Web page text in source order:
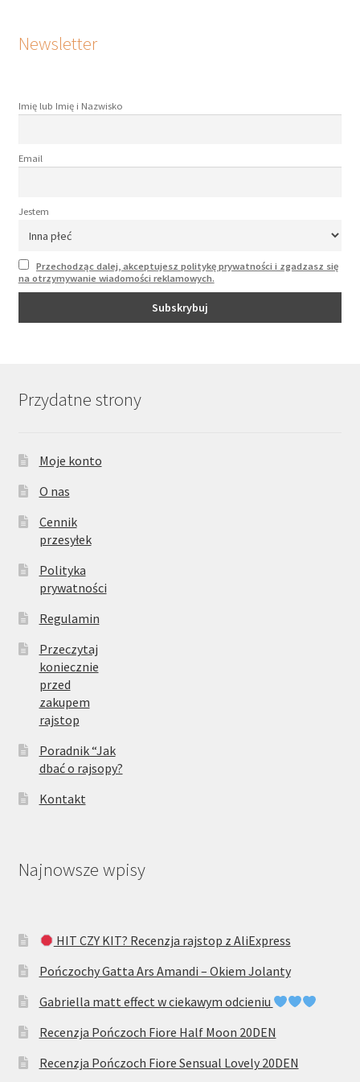
Newsletter
Imię lub Imię i Nazwisko
Email
Jestem
Przechodząc dalej, akceptujesz politykę prywatności i zgadzasz się
na otrzymywanie wiadomości reklamowych.
Przydatne strony
Moje konto
O nas
Cennik
przesyłek
Polityka
prywatności
Regulamin
Przeczytaj
koniecznie
przed
zakupem
rajstop
Poradnik “Jak
dbać o rajsopy?
Kontakt
Najnowsze wpisy
HIT CZY KIT? Recenzja rajstop z AliExpress
Pończochy Gatta Ars Amandi – Okiem Jolanty
Gabriella matt effect w ciekawym odcieniu
Recenzja Pończoch Fiore Half Moon 20DEN
Recenzja Pończoch Fiore Sensual Lovely 20DEN